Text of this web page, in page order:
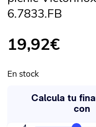
6.7833.FB
19,92€
En stock